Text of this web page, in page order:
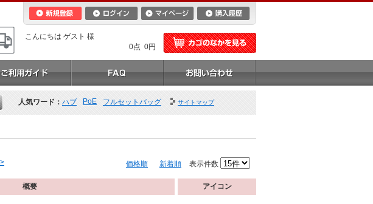
こんにちは ゲスト 様
0点 0円
人気ワード： ハブ PoE フルセットバッグ サイトマップ
価格順 新着順 表示件数
概要 アイコン